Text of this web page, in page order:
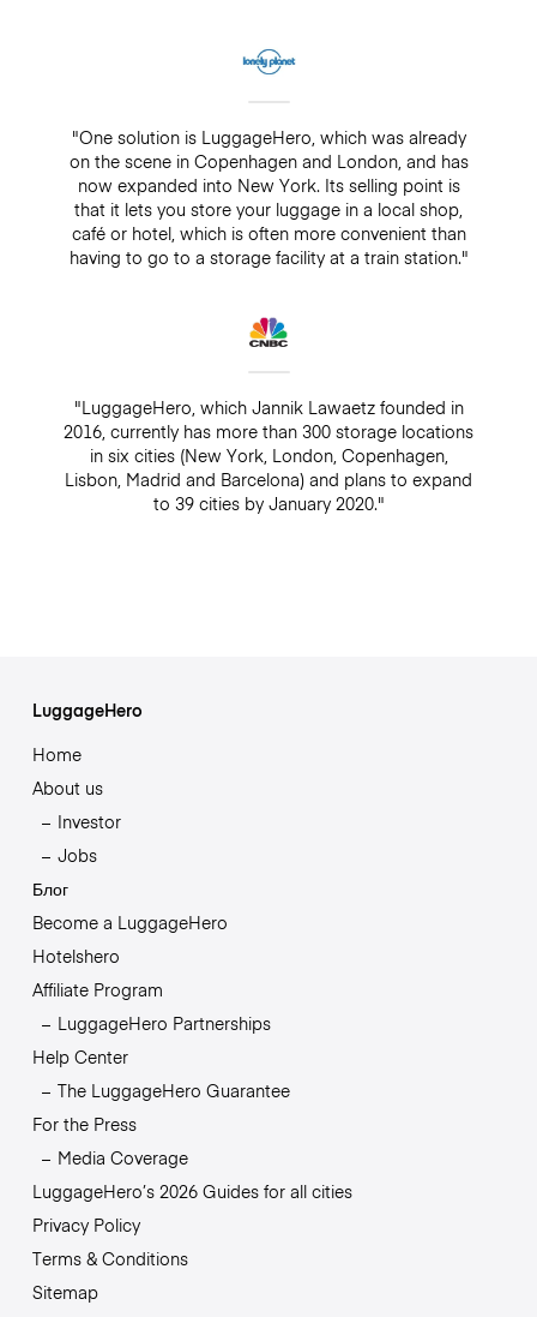
"One solution is LuggageHero, which was already
on the scene in Copenhagen and London, and has
now expanded into New York. Its selling point is
that it lets you store your luggage in a local shop,
café or hotel, which is often more convenient than
having to go to a storage facility at a train station."
"LuggageHero, which Jannik Lawaetz founded in
2016, currently has more than 300 storage locations
in six cities (New York, London, Copenhagen,
Lisbon, Madrid and Barcelona) and plans to expand
to 39 cities by January 2020."
LuggageHero
Home
About us
Investor
Jobs
Блог
Become a LuggageHero
Hotelshero
Affiliate Program
LuggageHero Partnerships
Help Center
The LuggageHero Guarantee
For the Press
Media Coverage
LuggageHero’s 2026 Guides for all cities
Privacy Policy
Terms & Conditions
Sitemap